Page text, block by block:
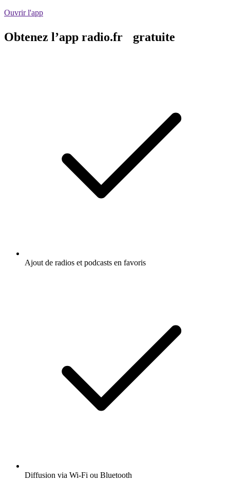
Ouvrir l'app
Obtenez l’app radio.fr gratuite
Ajout de radios et podcasts en favoris
Diffusion via Wi-Fi ou Bluetooth